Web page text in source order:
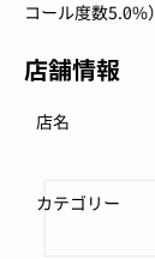
コール度数5.0%）
店舗情報
店名
カテゴリー